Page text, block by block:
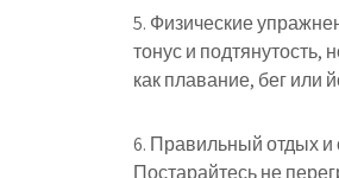
5. Физические
тонус и
как плавание, бег или
6. Правильный отдых и
Постарайтесь не